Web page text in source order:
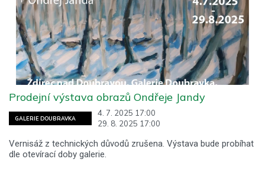
GALERIE DOUBRAVKA
4. 7. 2025 17:00
29. 8. 2025 17:00
Prodejní výstava obrazů Ondřeje Jandy
Vernisáž z technických důvodů zrušena. Výstava bude probíhat
dle otevírací doby galerie.